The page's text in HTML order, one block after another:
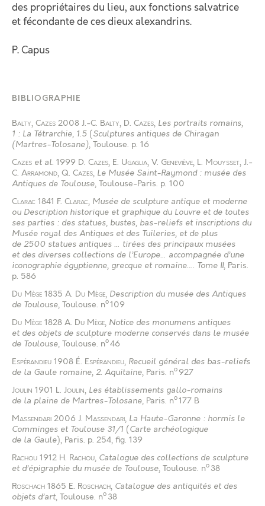
des propriétaires du lieu, aux fonctions salvatrice
et fécondante de ces dieux alexandrins.
P. Capus
BIBLIOGRAPHIE
Balty, Cazes 2008 J.-C. Balty, D. Cazes, Les portraits romains,
1 : La Tétrarchie, 1.5 (Sculptures antiques de Chiragan
(Martres-Tolosane), Toulouse. p. 16
Cazes et al. 1999 D. Cazes, E. Ugaglia, V. Geneviève, L. Mouysset, J.-
C. Arramond, Q. Cazes, Le Musée Saint-Raymond : musée des
Antiques de Toulouse, Toulouse-Paris. p. 100
Clarac 1841 F. Clarac, Musée de sculpture antique et moderne
ou Description historique et graphique du Louvre et de toutes
ses parties : des statues, bustes, bas-reliefs et inscriptions du
Musée royal des Antiques et des Tuileries, et de plus
de 2500 statues antiques … tirées des principaux musées
et des diverses collections de l’Europe… accompagnée d’une
iconographie égyptienne, grecque et romaine…. Tome II, Paris.
p. 586
Du Mège 1835 A. Du Mège, Description du musée des Antiques
de Toulouse, Toulouse. no109
Du Mège 1828 A. Du Mège, Notice des monumens antiques
et des objets de sculpture moderne conservés dans le musée
de Toulouse, Toulouse. no46
Espérandieu 1908 É. Espérandieu, Recueil général des bas-reliefs
de la Gaule romaine, 2. Aquitaine, Paris. no 927
Joulin 1901 L. Joulin, Les établissements gallo-romains
de la plaine de Martres-Tolosane, Paris. no177 B
Massendari 2006 J. Massendari, La Haute-Garonne : hormis le
Comminges et Toulouse 31/1 (Carte archéologique
de la Gaule), Paris. p. 254, fig. 139
Rachou 1912 H. Rachou, Catalogue des collections de sculpture
et d’épigraphie du musée de Toulouse, Toulouse. no 38
Roschach 1865 E. Roschach, Catalogue des antiquités et des
objets d’art, Toulouse. no 38